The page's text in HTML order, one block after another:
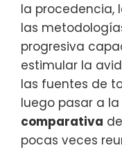
la procedencia,
las
progresiva
estimular la
las fuentes de
luego pasar a la
comparativa de
pocas veces